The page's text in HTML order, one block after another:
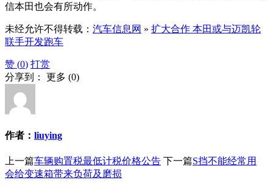
信本田也会有所动作。
未经允许不得转载： 汽车信息网 » 扩大合作 本田或与迈凯轮
联手开发跑车
赞 (0) 打赏
分享到： 更多 (0)
作者： liuying
上一篇车辆购置税最低计税价格公告 下一篇S挡不能经常用
会给变速箱带来负荷及磨损